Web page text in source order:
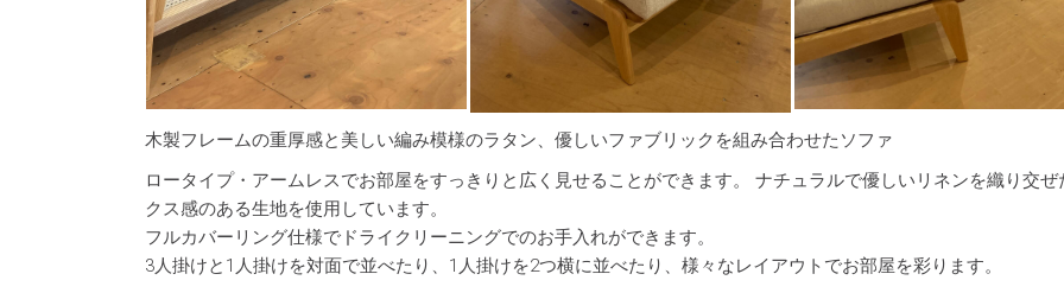
木製フレームの重厚感と美しい編み模様のラタン、優しいファブリックを組み合わせたソファ
ロータイプ・アームレスでお部屋をすっきりと広く見せることができます。 ナチュラルで優しいリネンを織り交ぜ
クス感のある生地を使用しています。
フルカバーリング仕様でドライクリーニングでのお手入れができます。
3人掛けと1人掛けを対面で並べたり、1人掛けを2つ横に並べたり、様々なレイアウトでお部屋を彩ります。